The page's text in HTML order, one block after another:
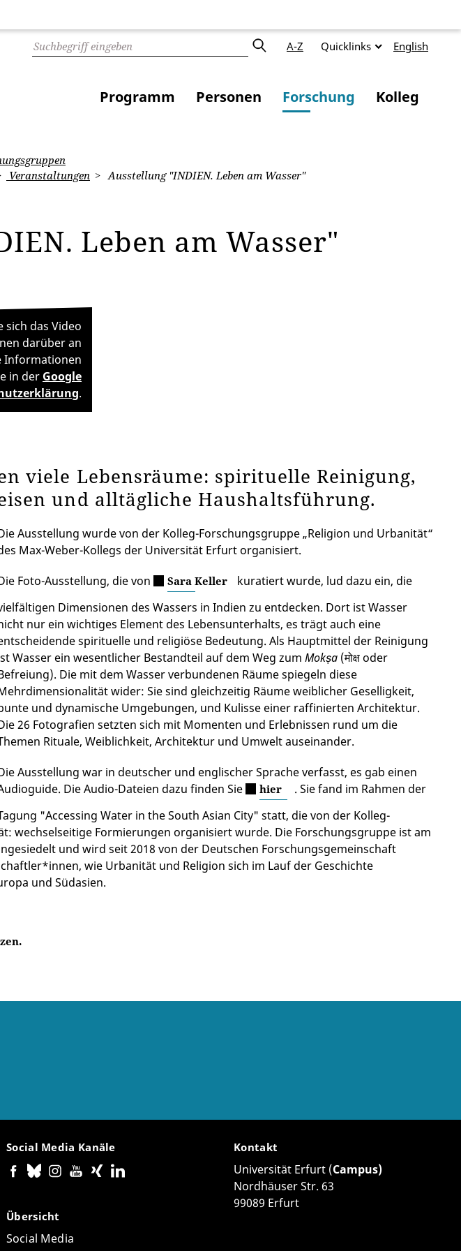
A-Z Quicklinks English
Programm Personen Forschung Kolleg
Veranstaltungen Ausstellung "INDIEN. Leben am Wasser"
Leben am Wasser"
sich das Video
darüber an
Informationen
in der Google
.
viele Lebensräume: spirituelle Reinigung,
und alltägliche Haushaltsführung.
Ausstellung wurde von der Kolleg-Forschungsgruppe „Religion und Urbanität“
Max-Weber-Kollegs der Universität Erfurt organisiert.
Foto-Ausstellung, die von
Sara Keller
kuratiert wurde, lud dazu ein, die
Dimensionen des Wassers in Indien zu entdecken. Dort ist Wasser
nur ein wichtiges Element des Lebensunterhalts, es trägt auch eine
spirituelle und religiöse Bedeutung. Als Hauptmittel der Reinigung
Wasser ein wesentlicher Bestandteil auf dem Weg zum Mokṣa(मोक्ष oder
Die mit dem Wasser verbundenen Räume spiegeln diese
wider: Sie sind gleichzeitig Räume weiblicher Geselligkeit,
und dynamische Umgebungen, und Kulisse einer raffinierten Architektur.
26 Fotografien setzten sich mit Momenten und Erlebnissen rund um die
Rituale, Weiblichkeit, Architektur und Umwelt auseinander.
Ausstellung war in deutscher und englischer Sprache verfasst, es gab einen
Die Audio-Dateien dazu finden Sie
hier
. Sie fand im Rahmen der
"Accessing Water in the South Asian City" statt, die von der Kolleg-
wechselseitige Formierungen organisiert wurde. Die Forschungsgruppe ist am
und wird seit 2018 von der Deutschen Forschungsgemeinschaft
wie Urbanität und Religion sich im Lauf der Geschichte
und Südasien.
Social Media Kanäle
Übersicht
Social Media
Kontakt
Universität Erfurt (Campus)
Nordhäuser Str. 63
99089 Erfurt